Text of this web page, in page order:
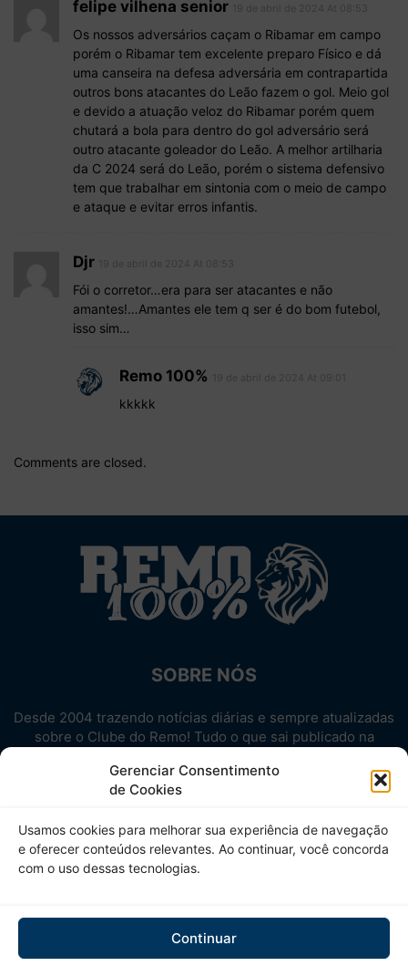
Gerenciar Consentimento
de Cookies
Usamos cookies para melhorar sua experiência de navegação
e oferecer conteúdos relevantes. Ao continuar, você concorda
com o uso dessas tecnologias.
Continuar
felipe vilhena senior
Os nossos adversários caçam o Ribamar em campo
porém o Ribamar tem excelente preparo Físico e dá
uma canseira na defesa adversária em contrapartida
outros bons atacantes do Leão fazem o gol. Meio gol
e devido a atuação veloz do Ribamar porém quem
chutará a bola para dentro do gol adversário será
outro atacante goleador do Leão. A melhor artilharia
da C 2024 será do Leão, porém o sistema defensivo
tem que trabalhar em sintonia com o meio de campo
e ataque e evitar erros infantis.
Djr
Fói o corretor…era para ser atacantes e não
amantes!…Amantes ele tem q ser é do bom futebol,
isso sim…
Remo 100%
kkkkk
Comments are closed.
SOBRE NÓS
Desde 2004 trazendo notícias diárias e sempre atualizadas
sobre o Clube do Remo! Tudo o que sai publicado na
Aproveite! Site não-oficial.
SIGA-NOS